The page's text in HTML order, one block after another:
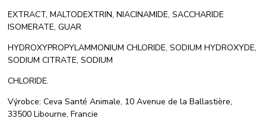
EXTRACT, MALTODEXTRIN, NIACINAMIDE, SACCHARIDE
ISOMERATE, GUAR
HYDROXYPROPYLAMMONIUM CHLORIDE, SODIUM HYDROXYDE,
SODIUM CITRATE, SODIUM
CHLORIDE.
Výrobce: Ceva Santé Animale, 10 Avenue de la Ballastière,
33500 Libourne, Francie